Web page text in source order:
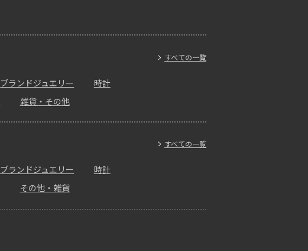
すべての一覧
ブランドジュエリー
時計
雑貨・その他
すべての一覧
ブランドジュエリー
時計
その他・雑貨